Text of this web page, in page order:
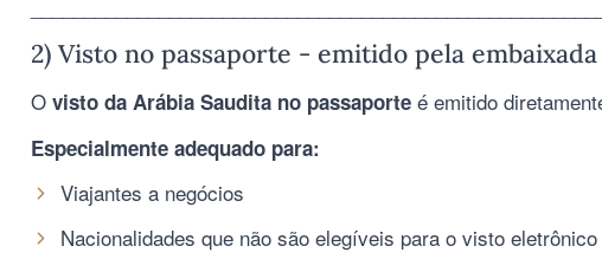
2) Visto no passaporte - emitido pela
O visto da Arábia Saudita no passaporteé emitido
Especialmente adequado para:
Viajantes a negócios
Nacionalidades que não são elegíveis para o visto eletrônico